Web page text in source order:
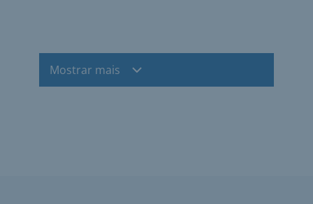
Mostrar mais